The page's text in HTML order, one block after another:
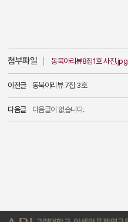
첨부파일 동북아리뷰8집1호 사진.jpg
이전글 동북아리뷰 7집 3호
다음글 다음글이 없습니다.